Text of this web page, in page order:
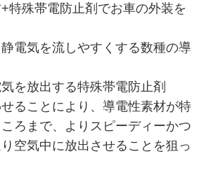
特殊帯電防止剤でお車の外装を
電気を流しやすくする数種の導
を放出する特殊帯電防止剤
ることにより、導電性素材が特
ろまで、よりスピーディーかつ
空気中に放出させることを狙っ